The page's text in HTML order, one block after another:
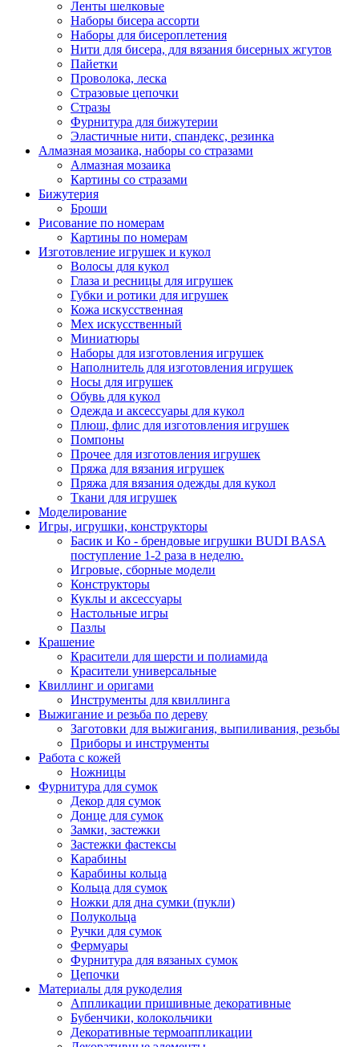
Ленты шелковые
Наборы бисера ассорти
Наборы для бисероплетения
Нити для бисера, для вязания бисерных жгутов
Пайетки
Проволока, леска
Стразовые цепочки
Стразы
Фурнитура для бижутерии
Эластичные нити, спандекс, резинка
Алмазная мозаика, наборы со стразами
Алмазная мозаика
Картины co стразами
Бижутерия
Броши
Рисование по номерам
Картины по номерам
Изготовление игрушек и кукол
Волосы для кукол
Глаза и ресницы для игрушек
Губки и ротики для игрушек
Кожа искусственная
Мех искусственный
Миниатюры
Наборы для изготовления игрушек
Наполнитель для изготовления игрушек
Носы для игрушек
Обувь для кукол
Одежда и аксессуары для кукол
Плюш, флис для изготовления игрушек
Помпоны
Прочее для изготовления игрушек
Пряжа для вязания игрушек
Пряжа для вязания одежды для кукол
Ткани для игрушек
Моделирование
Игры, игрушки, конструкторы
Басик и Ко - брендовые игрушки BUDI BASA
поступление 1-2 раза в неделю.
Игровые, сборные модели
Конструкторы
Куклы и аксессуары
Настольные игры
Пазлы
Крашение
Красители для шерсти и полиамида
Красители универсальные
Квиллинг и оригами
Инструменты для квиллинга
Выжигание и резьба по дереву
Заготовки для выжигания, выпиливания, резьбы
Приборы и инструменты
Работа с кожей
Ножницы
Фурнитура для сумок
Декор для сумок
Донце для сумок
Замки, застежки
Застежки фастексы
Карабины
Карабины кольца
Кольца для сумок
Ножки для дна сумки (пукли)
Полукольца
Ручки для сумок
Фермуары
Фурнитура для вязаных сумок
Цепочки
Материалы для рукоделия
Аппликации пришивные декоративные
Бубенчики, колокольчики
Декоративные термоаппликации